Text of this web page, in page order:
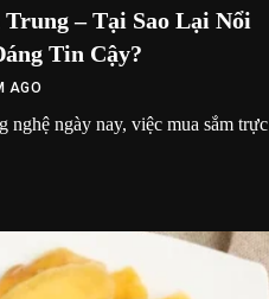
– Tại Sao Lại Nổi
Tin Cậy?
AGO
nghệ ngày nay, việc mua sắm trực